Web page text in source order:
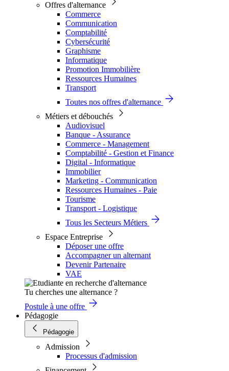
Offres d'alternance
Commerce
Communication
Comptabilité
Cybersécurité
Graphisme
Informatique
Promotion Immobilière
Ressources Humaines
Transport
Toutes nos offres d'alternance
Métiers et débouchés
Audiovisuel
Banque - Assurance
Commerce - Management
Comptabilité - Gestion et Finance
Digital - Informatique
Immobilier
Marketing - Communication
Ressources Humaines - Paie
Tourisme
Transport - Logistique
Tous les Secteurs Métiers
Espace Entreprise
Déposer une offre
Accompagner un alternant
Devenir Partenaire
VAE
Tu cherches une alternance ?
Postule à une offre
Pédagogie
Pédagogie
Admission
Processus d'admission